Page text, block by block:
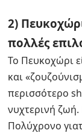
2)
πολλές
Το Πευκοχώρι
και
περισσότερο
νυχτερινή ζωή.
Πολύχρονο